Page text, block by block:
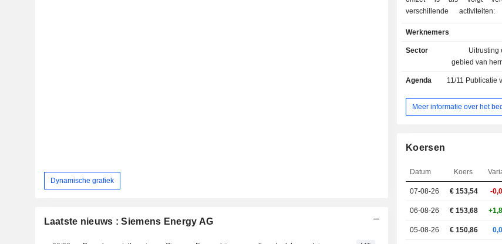
Dynamische grafiek
Laatste nieuws : Siemens Energy AG
verschillende activiteiten: -
gas- en stoomturbines
ook
gecentraliseerde en
besturingssystemen, enz. aan; - verkoop
distributie (28,3%).
elektriciteitsnetwerken aan. - ontwerp, bouw,
de productie van
(26,6%); - ontwikkeling van oplossingen voor
oplossingen voor
waterstofproductie. De netto-omzet is
Werknemers
Sector
Uitrusting
gebied van
Agenda 11/11 Publicatie van
Meer informatie over het
Koersen
Datum Koers
07-08-26 € 153,54 -
06-08-26 € 153,68
05-08-26 € 150,86